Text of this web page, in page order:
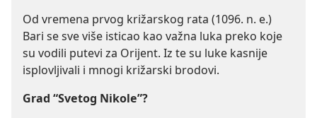
Od vremena prvog križarskog rata (1096. n. e.)
Bari se sve više isticao kao važna luka preko koje
su vodili putevi za Orijent. Iz te su luke kasnije
isplovljivali i mnogi križarski brodovi.
Grad “Svetog Nikole”?